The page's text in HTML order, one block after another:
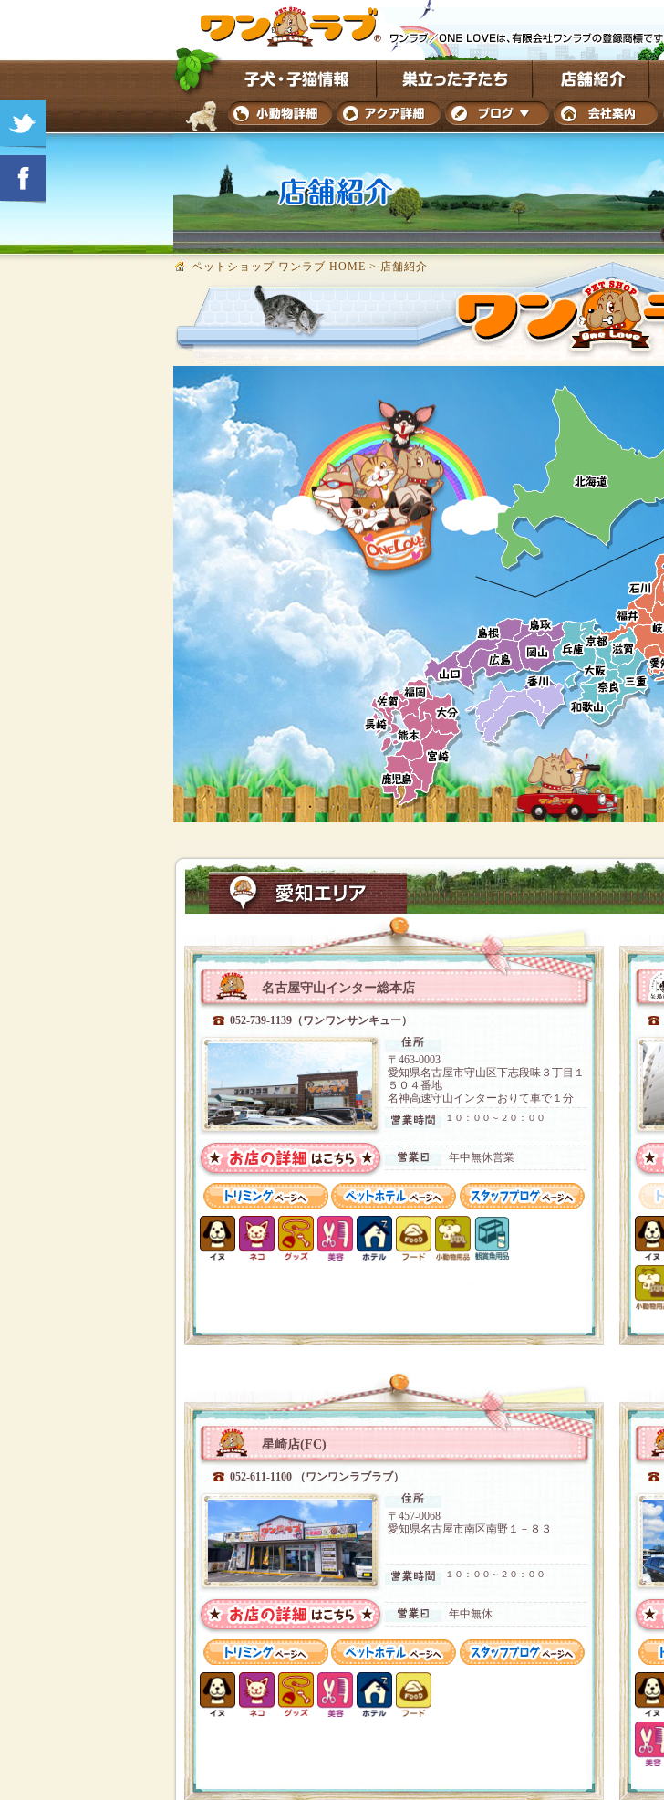
ペットショップ ワンラブ HOME > 店舗紹介
名古屋守山インター総本店
052-739-1139（ワンワンサンキュー）
〒463-0003
愛知県名古屋市守山区下志段味３丁目１
５０４番地
名神高速守山インターおりて車で１分
１０：００～２０：００
年中無休営業
星崎店(FC)
052-611-1100 （ワンワンラブラブ）
〒457-0068
愛知県名古屋市南区南野１－８３
１０：００～２０：００
年中無休